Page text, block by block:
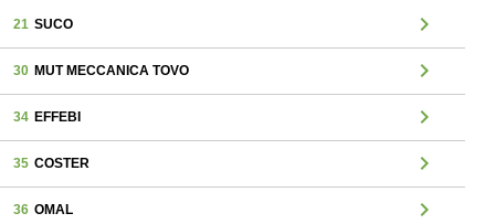
21 SUCO chevron_right
30 MUT MECCANICA TOVO chevron_right
34 EFFEBI chevron_right
35 COSTER chevron_right
36 OMAL chevron_right